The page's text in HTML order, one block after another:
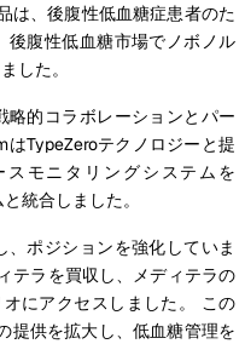
は、後腹性低血糖症患者のた
後腹性低血糖市場でノボノル
した。
略的コラボレーションとパー
はTypeZeroテクノロジーと提
モニタリングシステムを
統合しました。
ポジションを強化していま
テラを買収し、メディテラの
にアクセスしました。 この
提供を拡大し、低血糖管理を